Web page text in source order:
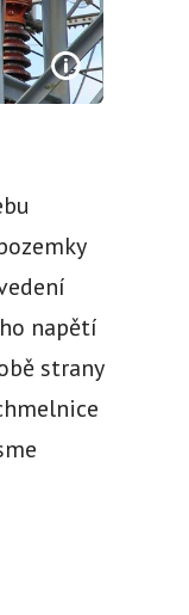
napětí
strany